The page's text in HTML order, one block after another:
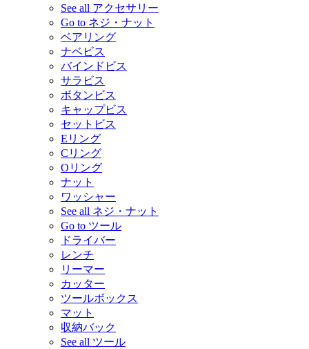
See all アクセサリー
Go to ネジ・ナット
ベアリング
ナベビス
バインドビス
サラビス
ボタンビス
キャップビス
セットビス
Eリング
Cリング
Oリング
ナット
ワッシャー
See all ネジ・ナット
Go to ツール
ドライバー
レンチ
リーマー
カッター
ツールボックス
マット
収納バック
See all ツール